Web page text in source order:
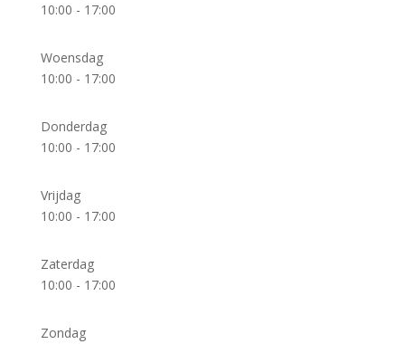
10:00 - 17:00
Woensdag
10:00 - 17:00
Donderdag
10:00 - 17:00
Vrijdag
10:00 - 17:00
Zaterdag
10:00 - 17:00
Zondag